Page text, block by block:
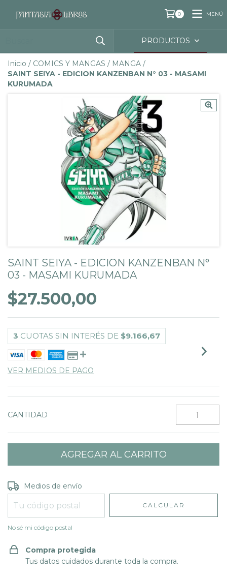
0 MENÚ
PRODUCTOS
Inicio / COMICS Y MANGAS / MANGA /
SAINT SEIYA - EDICION KANZENBAN N° 03 - MASAMI
KURUMADA
SAINT SEIYA - EDICION KANZENBAN N°
03 - MASAMI KURUMADA
$27.500,00
3 CUOTAS SIN INTERÉS DE $9.166,67
VER MEDIOS DE PAGO
CANTIDAD
Entregas para el CP:
Medios de envío
CALCULAR
No sé mi código postal
Compra protegida
Tus datos cuidados durante toda la compra.